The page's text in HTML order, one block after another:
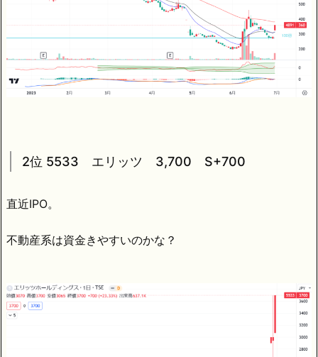
2位 5533 エリッツ 3,700 S+700
直近IPO。
不動産系は資金きやすいのかな？